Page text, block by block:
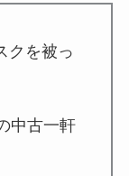
クを被っ
中古一軒